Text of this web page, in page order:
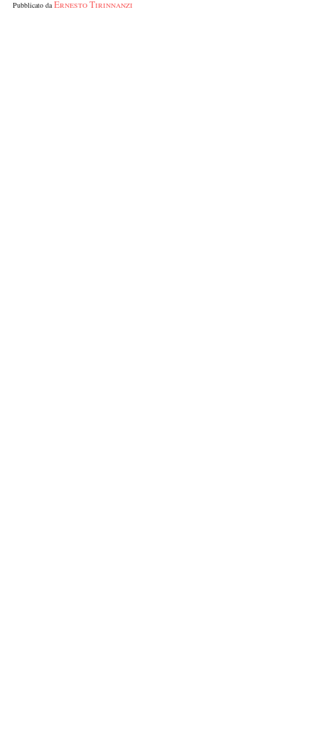
Pubblicato daErnesto Tirinnanzi